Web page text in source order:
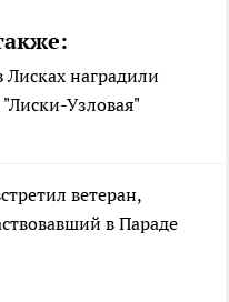
наградили
Узловая"
ветеран,
в Параде